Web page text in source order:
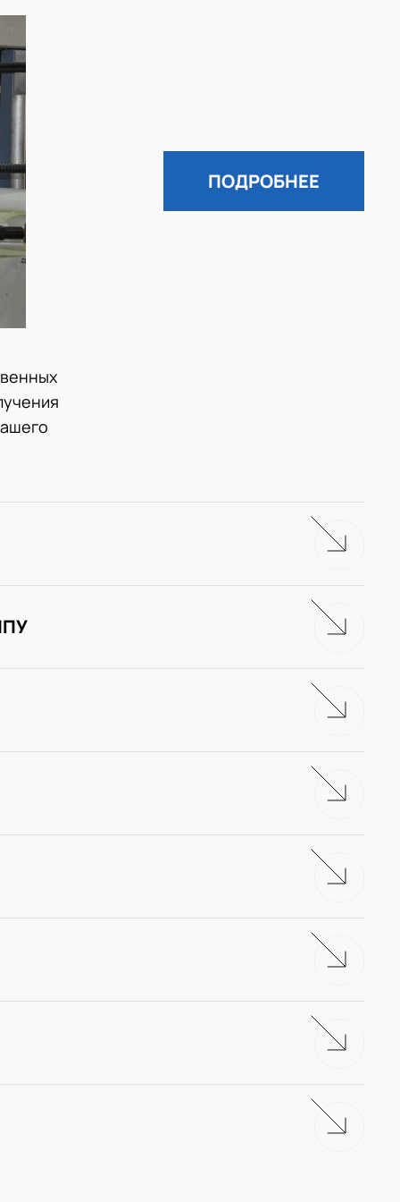
ПОДРОБНЕЕ